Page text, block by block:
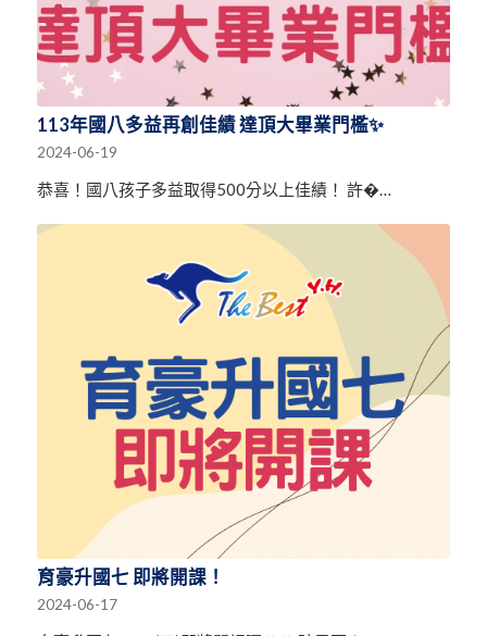
113年國八多益再創佳績 達頂大畢業門檻✨
2024-06-19
恭喜！國八孩子多益取得500分以上佳績！ 許�…
育豪升國七 即將開課！
2024-06-17